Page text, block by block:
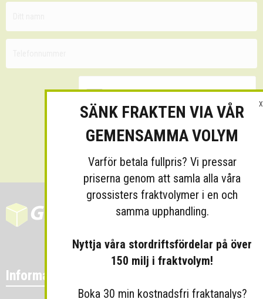
Skicka
Information
X
SÄNK FRAKTEN VIA VÅR
GEMENSAMMA VOLYM
Varför betala fullpris? Vi pressar
priserna genom att samla alla våra
grossisters fraktvolymer i en och
samma upphandling.
Nyttja våra stordriftsfördelar på över
150 milj i fraktvolym!
Boka 30 min kostnadsfri fraktanalys?